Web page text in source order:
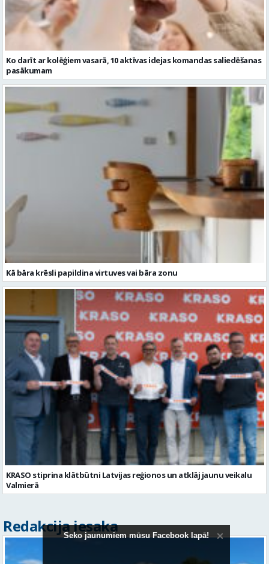
Ko darīt ar kolēģiem vasarā, 10 aktīvas idejas komandas saliedēšanas
pasākumam
Kā bāra krēsli papildina virtuves vai bāra zonu
KRASO stiprina klātbūtni Latvijas reģionos un atklāj jaunu veikalu
Valmierā
Redakcija iesakaSeko jaunumiem mūsu Facebook lapā!